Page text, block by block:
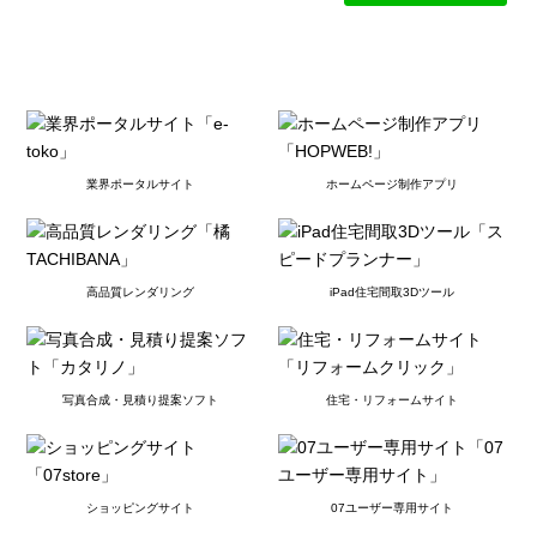
業界ポータルサイト ホームページ制作アプリ
高品質レンダリング iPad住宅間取3Dツール
写真合成・見積り提案ソフト 住宅・リフォームサイト
ショッピングサイト 07ユーザー専用サイト